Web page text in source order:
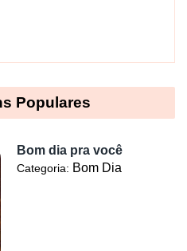
Populares
Bom dia pra você
Categoria: Bom Dia